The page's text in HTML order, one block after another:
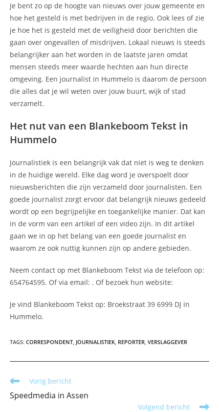
Je bent zo op de hoogte van nieuws over jouw gemeente en
hoe het gesteld is met bedrijven in de regio. Ook lees of zie
je hoe het is gesteld met de veiligheid door berichten die
gaan over ongevallen of misdrijven. Lokaal nieuws is steeds
belangrijker aan het worden in de laatste jaren omdat
mensen steeds meer waarde hechten aan hun directe
omgeving. Een journalist in Hummelo is daarom de persoon
die alles dat je wil weten over jouw buurt, wijk of stad
verzamelt.
Het nut van een Blankeboom Tekst in
Hummelo
Journalistiek is een belangrijk vak dat niet is weg te denken
in de huidige wereld. Elke dag word je overspoelt door
nieuwsberichten die zijn verzameld door journalisten. Een
goede journalist zorgt ervoor dat belangrijk nieuws gedeeld
wordt op een begrijpelijke en toegankelijke manier. Dat kan
in de vorm van een artikel of een video zijn. In dit artikel
gaan we in op het belang van een goede journalist en
waarom ze ook nuttig kunnen zijn op andere gebieden.
Neem contact op met Blankeboom Tekst via de telefoon op:
654764595. Of via email: . Of bezoek hun website:
Je vind Blankeboom Tekst op: Broekstraat 39 6999 DJ in
Hummelo.
TAGS: CORRESPONDENT JOURNALISTIEK REPORTER VERSLAGGEVER
Lees
artikelen
Vorig bericht
Speedmedia in Assen
Volgend bericht